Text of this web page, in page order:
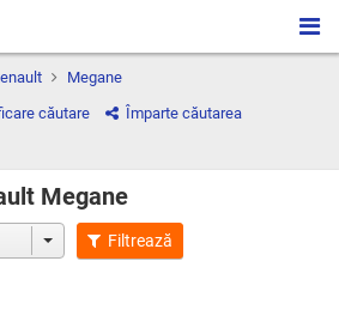
Megane
căutare
Împarte căutarea
Megane
Filtrează